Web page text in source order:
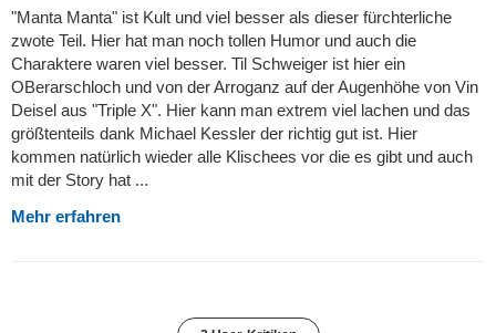
"Manta Manta" ist Kult und viel besser als dieser fürchterliche
zwote Teil. Hier hat man noch tollen Humor und auch die
Charaktere waren viel besser. Til Schweiger ist hier ein
OBerarschloch und von der Arroganz auf der Augenhöhe von Vin
Deisel aus "Triple X". Hier kann man extrem viel lachen und das
größtenteils dank Michael Kessler der richtig gut ist. Hier
kommen natürlich wieder alle Klischees vor die es gibt und auch
mit der Story hat ...
Mehr erfahren